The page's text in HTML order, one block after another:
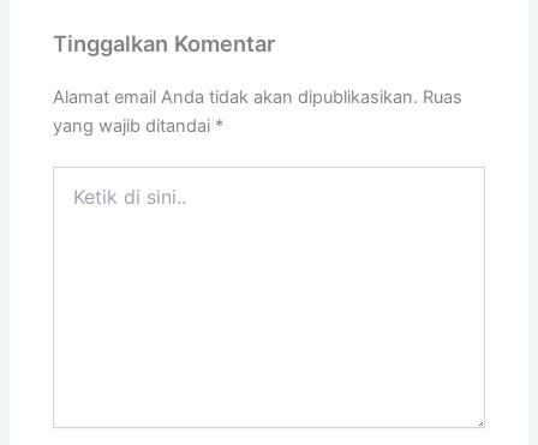
Tinggalkan Komentar
Alamat email Anda tidak akan dipublikasikan. Ruas
yang wajib ditandai *